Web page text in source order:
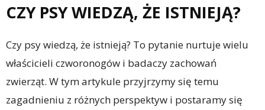
CZY PSY WIEDZĄ, ŻE ISTNIEJĄ?
Czy psy wiedzą, że istnieją? To pytanie nurtuje wielu
właścicieli czworonogów i badaczy zachowań
zwierząt. W tym artykule przyjrzymy się temu
zagadnieniu z różnych perspektyw i postaramy się